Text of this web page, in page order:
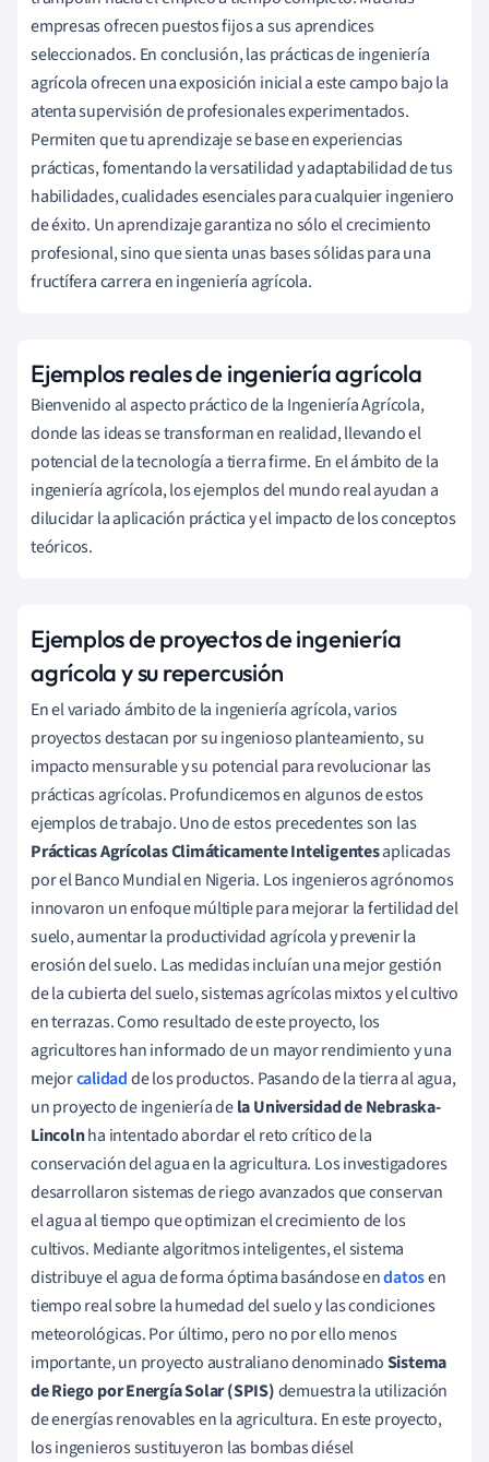
empresas ofrecen puestos fijos a sus aprendices
seleccionados. En conclusión, las prácticas de ingeniería
agrícola ofrecen una exposición inicial a este campo bajo la
atenta supervisión de profesionales experimentados.
Permiten que tu aprendizaje se base en experiencias
prácticas, fomentando la versatilidad y adaptabilidad de tus
habilidades, cualidades esenciales para cualquier ingeniero
de éxito. Un aprendizaje garantiza no sólo el crecimiento
profesional, sino que sienta unas bases sólidas para una
fructífera carrera en ingeniería agrícola.
Ejemplos reales de ingeniería agrícola
Bienvenido al aspecto práctico de la Ingeniería Agrícola,
donde las ideas se transforman en realidad, llevando el
potencial de la tecnología a tierra firme. En el ámbito de la
ingeniería agrícola, los ejemplos del mundo real ayudan a
dilucidar la aplicación práctica y el impacto de los conceptos
teóricos.
Ejemplos de proyectos de ingeniería
agrícola y su repercusión
En el variado ámbito de la ingeniería agrícola, varios
proyectos destacan por su ingenioso planteamiento, su
impacto mensurable y su potencial para revolucionar las
prácticas agrícolas. Profundicemos en algunos de estos
ejemplos de trabajo. Uno de estos precedentes son las
Prácticas Agrícolas Climáticamente Inteligentesaplicadas
por el Banco Mundial en Nigeria. Los ingenieros agrónomos
innovaron un enfoque múltiple para mejorar la fertilidad del
suelo, aumentar la productividad agrícola y prevenir la
erosión del suelo. Las medidas incluían una mejor gestión
de la cubierta del suelo, sistemas agrícolas mixtos y el cultivo
en terrazas. Como resultado de este proyecto, los
agricultores han informado de un mayor rendimiento y una
mejorcalidadde los productos. Pasando de la tierra al agua,
un proyecto de ingeniería dela Universidad de Nebraska-
Lincolnha intentado abordar el reto crítico de la
conservación del agua en la agricultura. Los investigadores
desarrollaron sistemas de riego avanzados que conservan
el agua al tiempo que optimizan el crecimiento de los
cultivos. Mediante algoritmos inteligentes, el sistema
distribuye el agua de forma óptima basándose endatosen
tiempo real sobre la humedad del suelo y las condiciones
meteorológicas. Por último, pero no por ello menos
importante, un proyecto australiano denominadoSistema
de Riego por Energía Solar (SPIS)demuestra la utilización
de energías renovables en la agricultura. En este proyecto,
los ingenieros sustituyeron las bombas diésel